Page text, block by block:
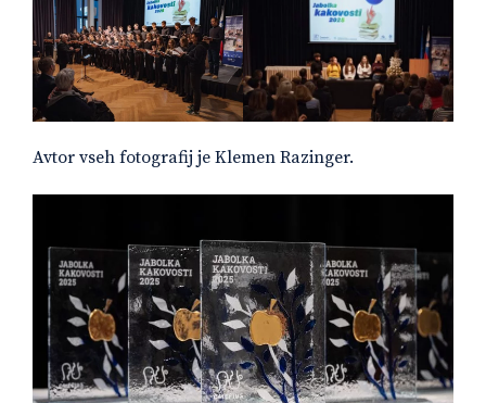
Avtor vseh fotografij je Klemen Razinger.